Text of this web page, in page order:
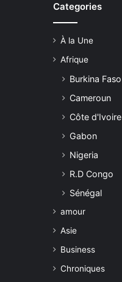
Categories
À la Une
Afrique
Burkina Faso
Cameroun
Côte d'Ivoire
Gabon
Nigeria
R.D Congo
Sénégal
amour
Asie
Business
Chroniques